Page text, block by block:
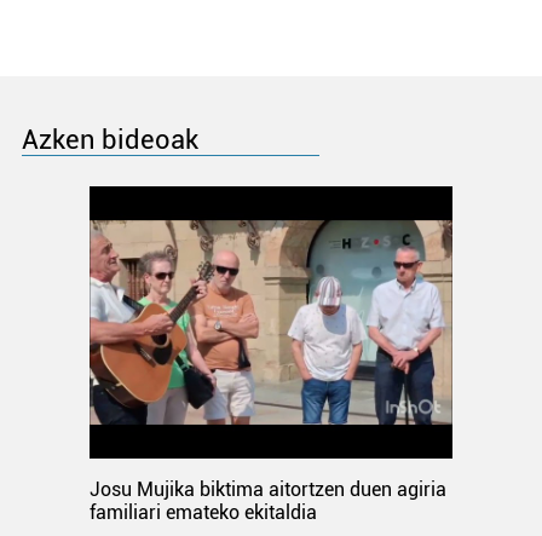
Azken bideoak
Josu Mujika biktima aitortzen duen agiria
familiari emateko ekitaldia